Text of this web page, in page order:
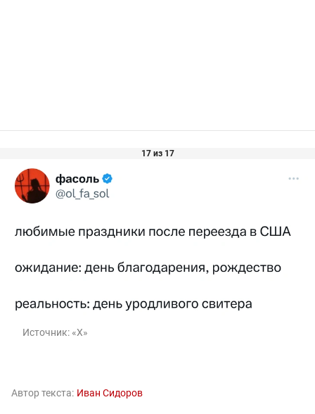
17 из 17
Источник: «Х»
Автор текста: Иван Сидоров